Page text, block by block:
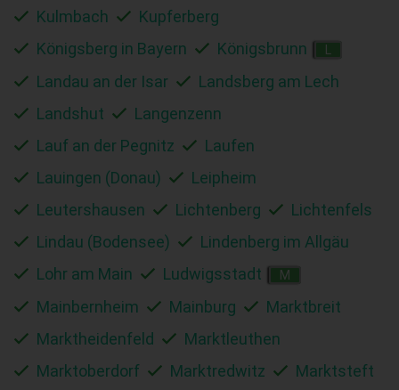
Kulmbach
Kupferberg
Königsberg in Bayern
Königsbrunn
Landau an der Isar
Landsberg am Lech
Landshut
Langenzenn
Lauf an der Pegnitz
Laufen
Lauingen (Donau)
Leipheim
Leutershausen
Lichtenberg
Lichtenfels
Lindau (Bodensee)
Lindenberg im Allgäu
Lohr am Main
Ludwigsstadt M
Mainbernheim Mainburg
Marktbreit
Marktheidenfeld
Marktleuthen
Marktoberdorf
Marktredwitz
Marktsteft